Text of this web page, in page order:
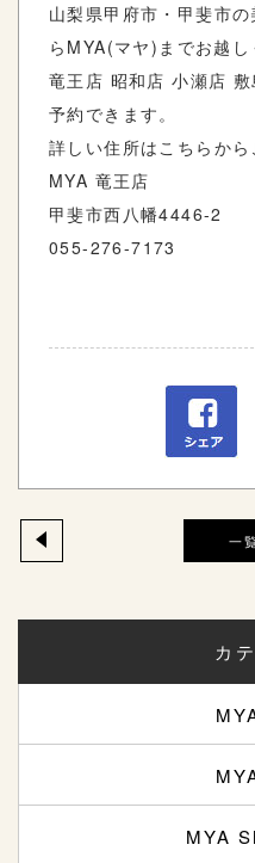
山梨県甲府市・甲斐市
らMYA(マヤ)までお越し
竜王店 昭和店 小瀬店
予約できます。
詳しい住所はこちらから
MYA 竜王店
甲斐市西八幡4446-2
055-276-7173
一
カ
MYA